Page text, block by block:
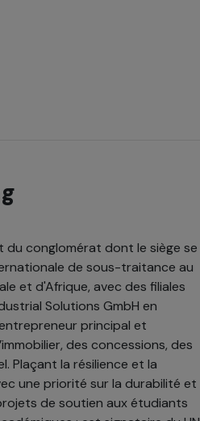
du conglomérat dont le siège se
de sous-traitance au
et d'Afrique, avec des filiales
Solutions GmbH en
principal et
des concessions, des
Plaçant la résilience et la
une priorité sur la durabilité et
de soutien aux étudiants